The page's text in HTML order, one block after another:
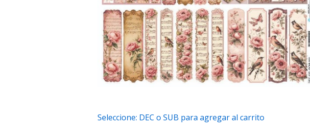
Seleccione: DEC o SUB para agregar al carrito